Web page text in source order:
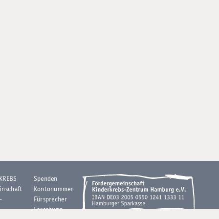
Spenden
Kontonummer
Fürsprecher
Forschung